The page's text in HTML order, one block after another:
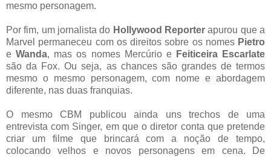
mesmo personagem.
Por fim, um jornalista do Hollywood Reporter apurou que a
Marvel permaneceu com os direitos sobre os nomes Pietro
eWanda, mas os nomes Mercúrio e Feiticeira Escarlate
são da Fox. Ou seja, as chances são grandes de termos
mesmo o mesmo personagem, com nome e abordagem
diferente, nas duas franquias.
O mesmo CBM publicou ainda uns trechos de uma
entrevista com Singer, em que o diretor conta que pretende
criar um filme que brincará com a noção de tempo,
colocando velhos e novos personagens em cena. De